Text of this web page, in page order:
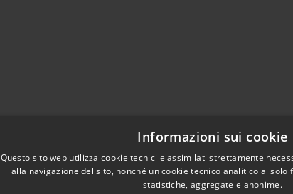
Informazioni sui cookie
Questo sito web utilizza cookie tecnici e assimilati strettamente
alla navigazione del sito, nonché un cookie tecnico analitico al
statistiche, aggregate e anonime.